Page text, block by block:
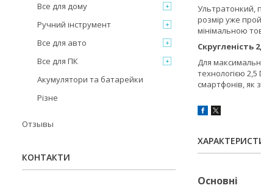
Ультратонкий,
розмір уже
мінімальною
Скругленість
Для
технологією
смартфонів, як
Основні
Все для дому
Ручний інструмент
Все для авто
Все для ПК
Акумулятори та батарейки
Різне
Отзывы
КОНТАКТИ